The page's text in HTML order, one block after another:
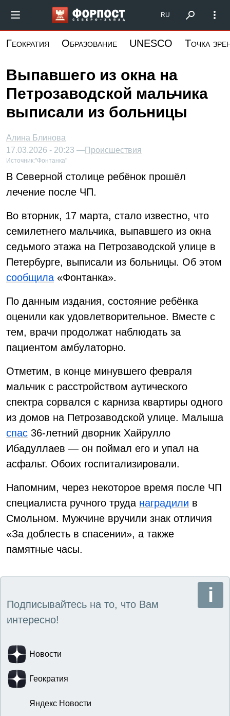
основному
Форпост Северо-Запад
RU
Геократия Образование UNESCO Точка
Выпавшего из окна на
Петрозаводской мальчика
выписали из больницы
Алина Блинова
17.03.2026 - 20:23 —Происшествия
Источник:"Фонтанка"
В Северной столице ребёнок прошёл
лечение после ЧП.
Во вторник, 17 марта, стало известно, что
семилетнего мальчика, выпавшего из окна
седьмого этажа на Петрозаводской улице в
Петербурге, выписали из больницы. Об этом
сообщила «Фонтанка».
По данным издания, состояние ребёнка
оценили как удовлетворительное. Вместе с
тем, врачи продолжат наблюдать за
пациентом амбулаторно.
Отметим, в конце минувшего февраля
мальчик с расстройством аутического
спектра сорвался с карниза квартиры одного
из домов на Петрозаводской улице. Малыша
спас 36-летний дворник Хайрулло
Ибадуллаев — он поймал его и упал на
асфальт. Обоих госпитализировали.
Напомним, через некоторое время после ЧП
специалиста ручного труда наградили в
Смольном. Мужчине вручили знак отличия
«За доблесть в спасении», а также
памятные часы.
Подписывайтесь на то, что Вам
интересно!
Новости
Геократия
Яндекс Новости